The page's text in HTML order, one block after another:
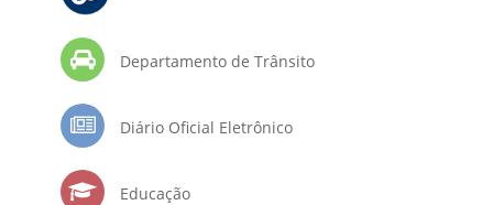
Departamento de Trânsito
Diário Oficial Eletrônico
Educação